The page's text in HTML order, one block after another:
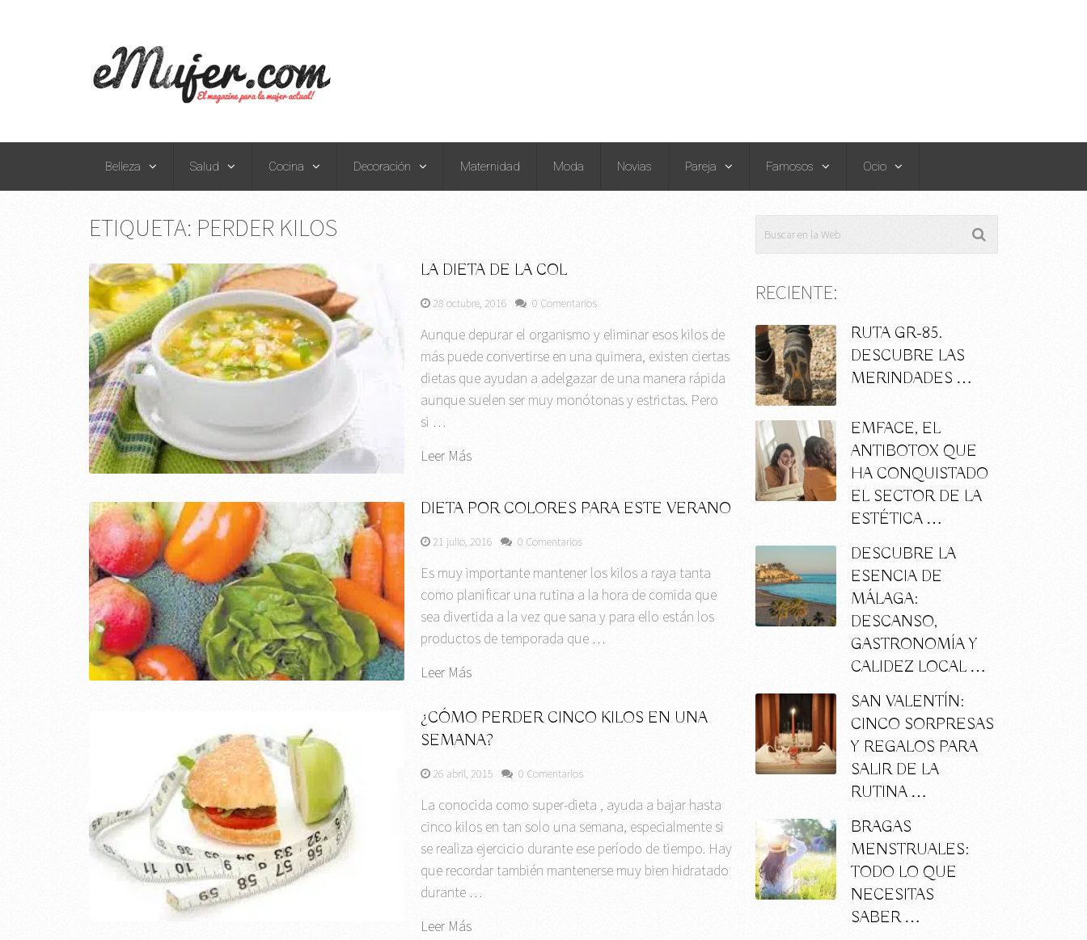
Belleza Salud Cocina Decoración Maternidad Moda Novias Pareja Famosos Ocio
ETIQUETA: PERDER KILOS
LA DIETA DE LA COL
28 octubre, 2016 0 Comentarios
Aunque depurar el organismo y eliminar esos kilos de
más puede convertirse en una quimera, existen ciertas
dietas que ayudan a adelgazar de una manera rápida
aunque suelen ser muy monótonas y estrictas. Pero
si …
Leer Más
DIETA POR COLORES PARA ESTE VERANO
21 julio, 2016 0 Comentarios
Es muy importante mantener los kilos a raya tanta
como planificar una rutina a la hora de comida que
sea divertida a la vez que sana y para ello están los
productos de temporada que …
Leer Más
¿CÓMO PERDER CINCO KILOS EN UNA
SEMANA?
26 abril, 2015 0 Comentarios
La conocida como super-dieta , ayuda a bajar hasta
cinco kilos en tan solo una semana, especialmente si
se realiza ejercicio durante ese período de tiempo. Hay
que recordar también mantenerse muy bien hidratado
durante …
Leer Más
RECIENTE:
RUTA GR-85.
DESCUBRE LAS
MERINDADES …
EMFACE, EL
ANTIBOTOX QUE
HA CONQUISTADO
EL SECTOR DE LA
ESTÉTICA …
DESCUBRE LA
ESENCIA DE
MÁLAGA:
DESCANSO,
GASTRONOMÍA Y
CALIDEZ LOCAL …
SAN VALENTÍN:
CINCO SORPRESAS
Y REGALOS PARA
SALIR DE LA
RUTINA …
BRAGAS
MENSTRUALES:
TODO LO QUE
NECESITAS
SABER …